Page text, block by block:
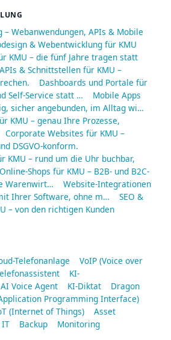
Webanwendungen, APIs & Mobile
& Webentwicklung für KMU
KMU – die fünf Jahre tragen statt
APIs & Schnittstellen für KMU –
Dashboards und Portale für
Self-Service statt …
Mobile Apps
sicher angebunden, im Alltag wi…
KMU – genau Ihre Prozesse,
Corporate Websites für KMU –
DSGVO-konform.
KMU – rund um die Uhr buchbar,
Online-Shops für KMU – B2B- und B2C-
Warenwirt…
Website-Integrationen
Ihrer Software, ohne m…
SEO &
– von den richtigen Kunden
Telefonanlage
VoIP (Voice over
KI-
AI Voice Agent KI-Diktat
Dragon
Programming Interface)
(Internet of Things)
Asset
IT Backup Monitoring